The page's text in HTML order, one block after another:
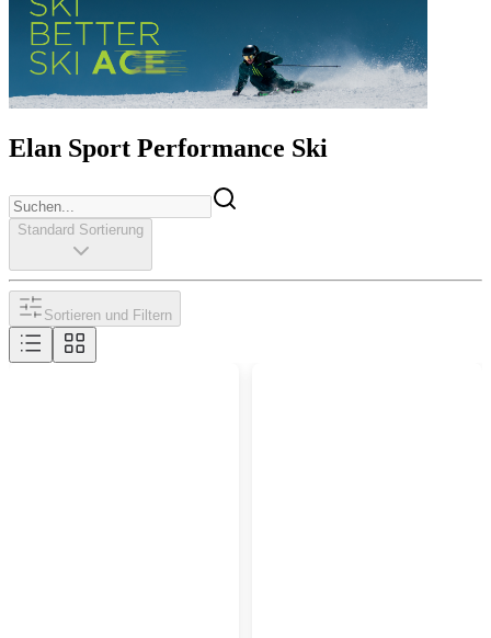
Elan Sport Performance Ski
Standard Sortierung
Sortieren und Filtern